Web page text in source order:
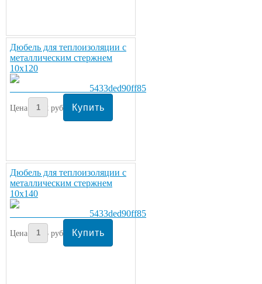
Дюбель для теплоизоляции с
металлическим стержнем
10х120
Цена: 12руб/шт.
Дюбель для теплоизоляции с
металлическим стержнем
10х140
Цена: 13руб/шт.